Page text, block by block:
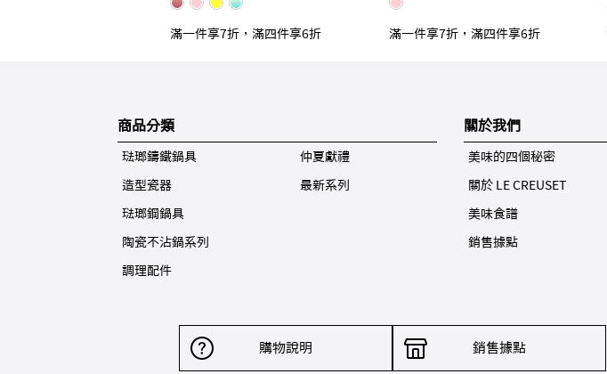
滿一件享7折，滿四件享6折 滿一件享7折，滿四件享6折
商品分類
琺瑯鑄鐵鍋具
造型瓷器
琺瑯鋼鍋具
陶瓷不沾鍋系列
調理配件
仲夏獻禮
最新系列
關於我們
美味的四個秘密
關於 LE CREUSET
美味食譜
銷售據點
購物說明 銷售據點